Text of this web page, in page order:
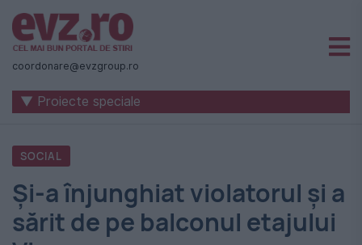
Știri
naționale
internaționale
România
-
Evenimentul
coordonare@evzgroup.ro
▼ Proiecte speciale
SOCIAL
Și-a înjunghiat violatorul și a
sărit de pe balconul etajului